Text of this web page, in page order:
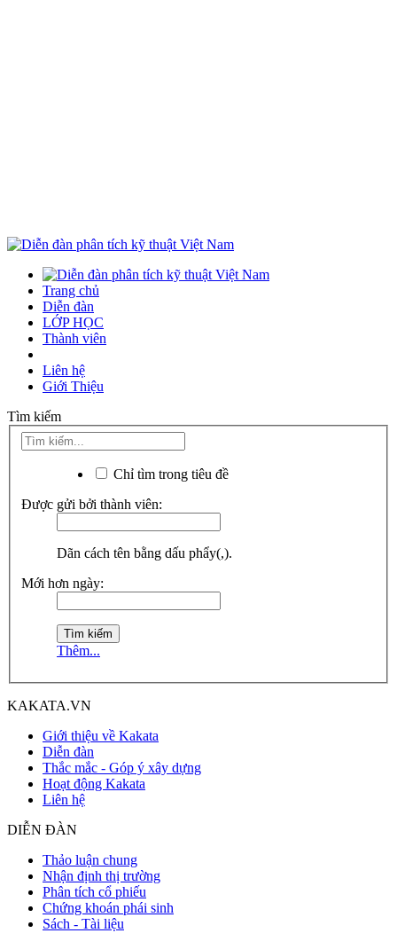
Trang chủ
Diễn đàn
LỚP HỌC
Thành viên
Liên hệ
Giới Thiệu
Tìm kiếm
Chỉ tìm trong tiêu đề
Được gửi bởi thành viên:
Dãn cách tên bằng dấu phẩy(,).
Mới hơn ngày:
Thêm...
KAKATA.VN
Giới thiệu về Kakata
Diễn đàn
Thắc mắc - Góp ý xây dựng
Hoạt động Kakata
Liên hệ
DIỄN ĐÀN
Thảo luận chung
Nhận định thị trường
Phân tích cổ phiếu
Chứng khoán phái sinh
Sách - Tài liệu